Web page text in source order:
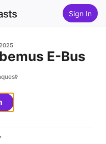
Sign In
E-Bus